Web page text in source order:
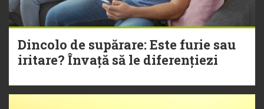
Dincolo de supărare: Este furie sau
iritare? Învață să le diferențiezi